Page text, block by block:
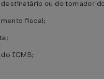
destinatário ou do tomador
fiscal;
ICMS;